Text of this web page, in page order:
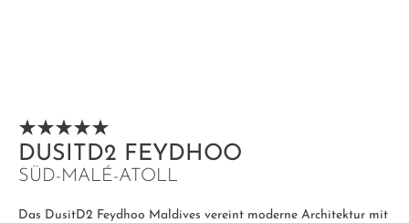
DUSITD2 FEYDHOO
SÜD-MALÉ-ATOLL
Das DusitD2 Feydhoo Maldives vereint moderne Architektur mit